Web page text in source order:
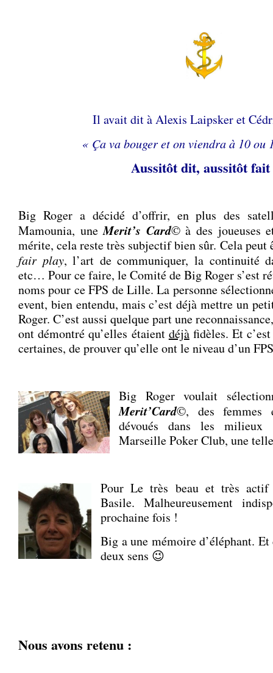
Il avait dit à Alexis Laipsker et
« Ça va bouger et on viendra à 10 ou
Aussitôt dit, aussitôt
Big Roger a décidé d’offrir, en plus des
Mamounia, uneMerit’s Card© à des joueuses
mérite, cela reste très subjectif bien sûr. Cela peut
fair play, l’art de communiquer, la continuité
etc… Pour ce faire, le Comité de Big Roger s’est
noms pour ce FPS de Lille. La personne
event, bien entendu, mais c’est déjà mettre un
Roger. C’est aussi quelque part une
ont démontré qu’elles étaient déjàfidèles. Et
certaines, de prouver qu’elle ont le niveau d’un
Big Roger voulait
Merit’Card©, des femmes
dévoués dans les
Marseille Poker Club, une
Pour Le très beau et très actif
Basile. Malheureusement
prochaine fois !
Big a une mémoire d’éléphant.
deux sens 😉
Nous avons retenu :